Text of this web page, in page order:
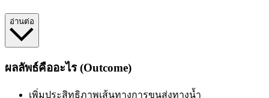
อ่านต่อ
ผลลัพธ์คืออะไร (Outcome)
เพิ่มประสิทธิภาพเส้นทางการขนส่งทางน้ำ